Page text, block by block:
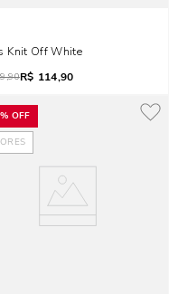
Knit Off White
R$ 114,90
OFF